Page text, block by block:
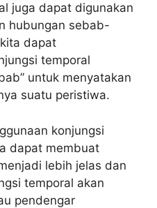
juga dapat digunakan
hubungan sebab-
dapat
temporal
untuk menyatakan
suatu peristiwa.
konjungsi
dapat membuat
lebih jelas dan
temporal akan
pendengar